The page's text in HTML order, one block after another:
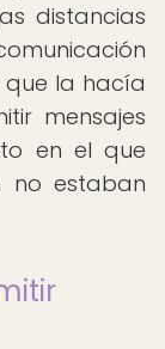
distancias
que la hacía
mensajes
en el que
no estaban